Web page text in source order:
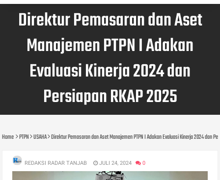
Direktur Pemasaran dan Aset
Manajemen PTPN I Adakan
Evaluasi Kinerja 2024 dan
Persiapan RKAP 2025
Home PTPN USAHA Direktur Pemasaran dan Aset Manajemen PTPN I Adakan Evaluasi Kinerja 2024 dan
REDAKSI RADAR TANJAB JULI 24, 2024 0